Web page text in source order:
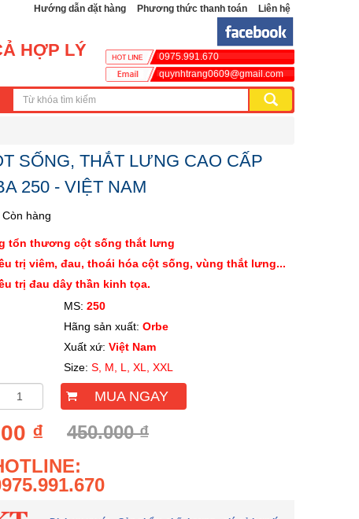
Hướng dẫn đặt hàng Phương thức thanh toán Liên hệ
HỢP LÝ
0975.991.670
quynhtrang0609@gmail.com
SỐNG, THẮT LƯNG CAO CẤP
250 - VIỆT NAM
Còn hàng
tổn thương cột sống thắt lưng
trị viêm, đau, thoái hóa cột sống, vùng thắt lưng...
trị đau dây thần kinh tọa.
250
sản xuất: Orbe
xứ: Việt Nam
S, M, L, XL, XXL
MUA NGAY
₫
450.000 ₫